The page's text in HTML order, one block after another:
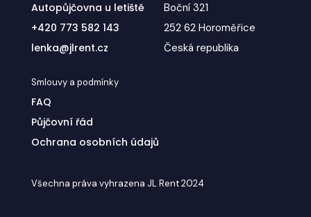
Autopůjčovna u letiště
+420 773 582 143
lenka@jlrent.cz
Boční 321
252 62 Horoměřice
Česká republika
Smlouvy a podmínky
FAQ
Půjčovní řád
Ochrana osobních údajů
Všechna práva vyhrazena JL Rent 2024